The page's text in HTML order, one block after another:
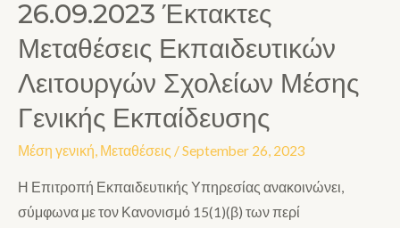
26.09.2023 Έκτακτες
Μεταθέσεις Εκπαιδευτικών
Λειτουργών Σχολείων Μέσης
Γενικής Εκπαίδευσης
Μέση γενική, Μεταθέσεις /September 26, 2023
Η Επιτροπή Εκπαιδευτικής Υπηρεσίας ανακοινώνει,
σύμφωνα με τον Κανονισμό 15(1)(β) των περί